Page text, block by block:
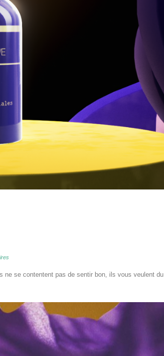
ne se contentent pas de sentir bon, ils vous veulent du